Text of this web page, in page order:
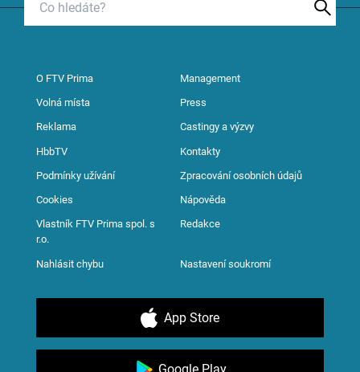
O FTV Prima Management
Volná místa Press
Reklama Castingy a výzvy
HbbTV Kontakty
Podmínky užívání Zpracování osobních údajů
Cookies Nápověda
Vlastník FTV Prima spol. s
r.o.
Redakce
Nahlásit chybu Nastavení soukromí
App Store